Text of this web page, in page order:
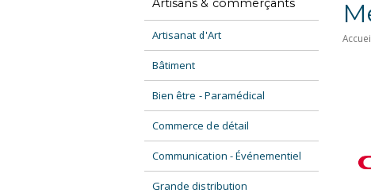
Artisans & commerçants
Artisanat d'Art
Bâtiment
Bien être - Paramédical
Commerce de détail
Communication - Événementiel
Grande distribution